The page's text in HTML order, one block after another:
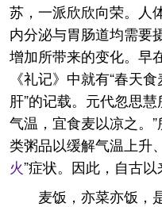
苏，一派欣欣向荣。人
内分泌与胃肠道均需要
增加所带来的变化。早
《礼记》中就有“春天
肝”的记载。元代忽思
气温，宜食麦以凉之。
类粥品以缓解气温上升
火”症状。因此，自古以
麦饭，亦菜亦饭，